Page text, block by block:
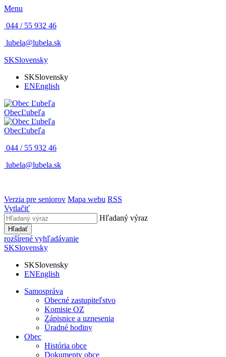
Menu
044 / 55 932 46
lubela@lubela.sk
SKSlovensky
SKSlovensky
ENEnglish
ObecĽubeľa
ObecĽubeľa
044 / 55 932 46
lubela@lubela.sk
Verzia pre seniorov Mapa webu RSS
Vytlačiť
Hľadaný výraz
Hľadať
rozšírené vyhľadávanie
SKSlovensky
SKSlovensky
ENEnglish
Samospráva
Obecné zastupiteľstvo
Komisie OZ
Zápisnice a uznesenia
Úradné hodiny
Obec
História obce
Dokumenty obce